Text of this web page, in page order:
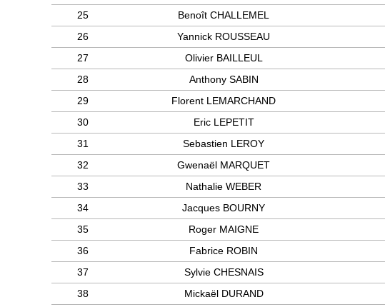
25
Benoît CHALLEMEL
26
Yannick ROUSSEAU
27
Olivier BAILLEUL
28
Anthony SABIN
29
Florent LEMARCHAND
30
Eric LEPETIT
31
Sebastien LEROY
32
Gwenaël MARQUET
33
Nathalie WEBER
34
Jacques BOURNY
35
Roger MAIGNE
36
Fabrice ROBIN
37
Sylvie CHESNAIS
38
Mickaël DURAND